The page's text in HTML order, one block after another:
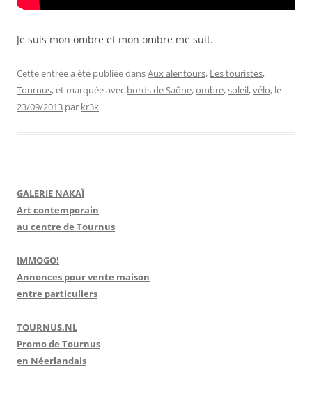
Je suis mon ombre et mon ombre me suit.
Cette entrée a été publiée dansAux alentours, Les touristes,
Tournus, et marquée avec bords de Saône,ombre,soleil,vélo, le
23/09/2013 par kr3k.
GALERIE NAKAÏ
Art contemporain
au centre de Tournus
IMMOGO!
Annonces pour vente maison
entre particuliers
TOURNUS.NL
Promo de Tournus
en Néerlandais